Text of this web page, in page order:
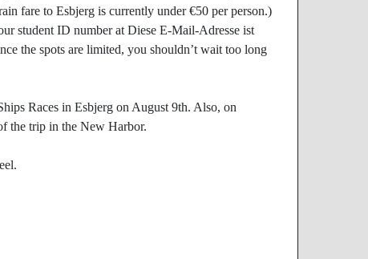
fare to Esbjerg is currently under €50 per person.)
student ID number at Diese E-Mail-Adresse ist
the spots are limited, you shouldn’t wait too long
Races in Esbjerg on August 9th. Also, on
the trip in the New Harbor.